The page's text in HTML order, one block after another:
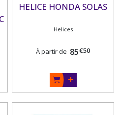
HELICE HONDA SOLAS
Helices
À partir de 85€50